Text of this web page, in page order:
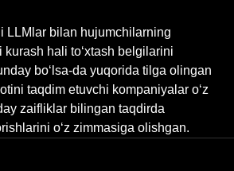
LLMlar bilan hujumchilarning
kurash hali to‘xtash belgilarini
bo‘lsa-da yuqorida tilga olingan
taqdim etuvchi kompaniyalar o‘z
zaifliklar bilingan taqdirda
o‘z zimmasiga olishgan.